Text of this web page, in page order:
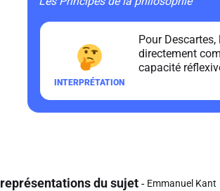
Pour
directement
capacité
du sujet Emmanuel Kant